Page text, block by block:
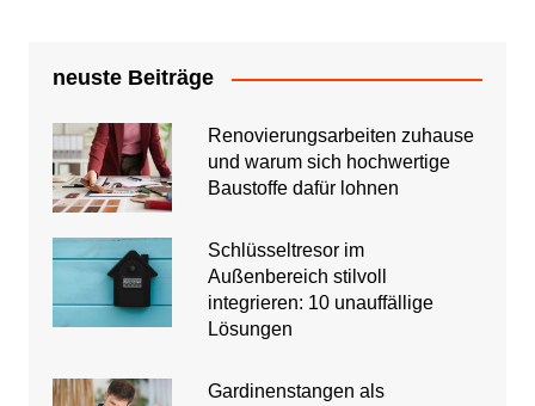
neuste Beiträge
Renovierungsarbeiten zuhause
und warum sich hochwertige
Baustoffe dafür lohnen
Schlüsseltresor im
Außenbereich stilvoll
integrieren: 10 unauffällige
Lösungen
Gardinenstangen als